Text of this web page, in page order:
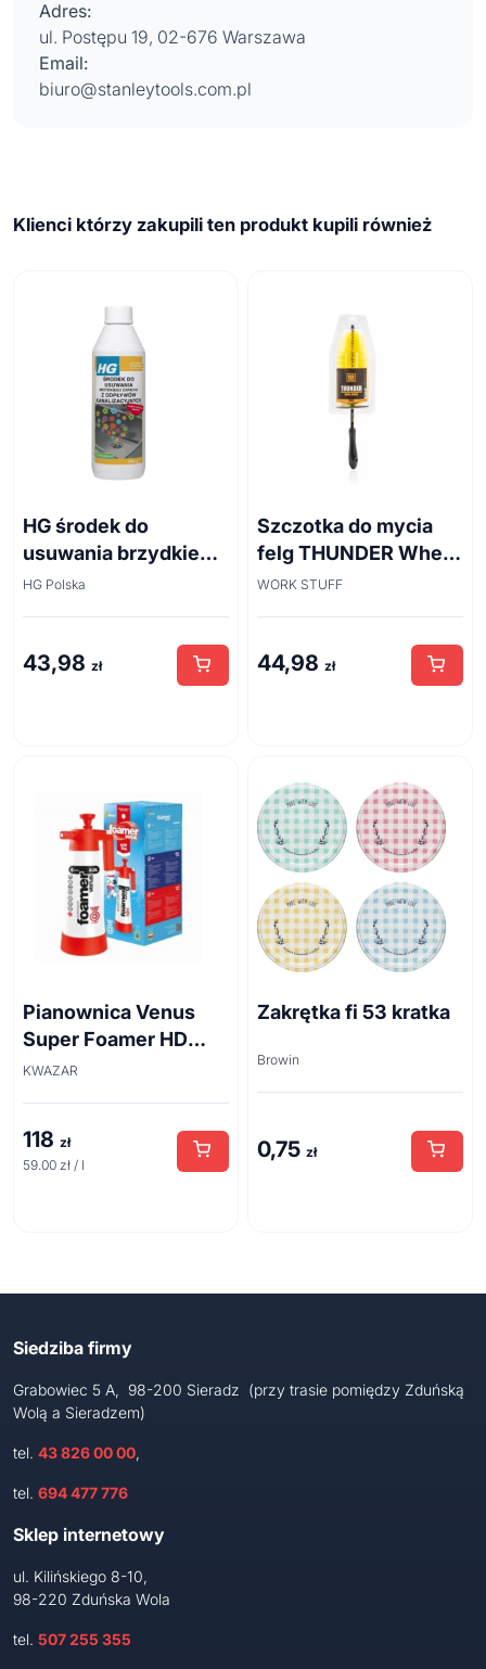
Adres:
ul. Postępu 19, 02-676 Warszawa
Email:
biuro@stanleytools.com.pl
Klienci którzy zakupili ten produkt kupili również
HG środek do
usuwania brzydkiego
zapachu z odpływów
HG Polska
43,98 zł
Szczotka do mycia
felg THUNDER Wheel
Brush 45cm
WORK STUFF
44,98 zł
Pianownica Venus
Super Foamer HD
acid line 2L
KWAZAR
118 zł
59.00 zł / l
Zakrętka fi 53 kratka
Browin
0,75 zł
Siedziba firmy
Grabowiec 5 A, 98-200 Sieradz (przy trasie pomiędzy Zduńską
Wolą a Sieradzem)
tel. 43 826 00 00,
tel. 694 477 776
Sklep internetowy
ul. Kilińskiego 8-10,
98-220 Zduńska Wola
tel. 507 255 355